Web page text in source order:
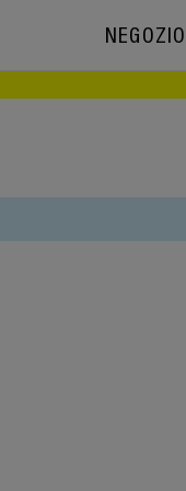
NEGOZIO